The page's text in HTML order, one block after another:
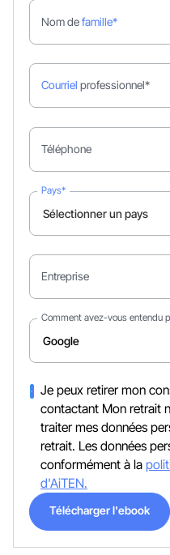
Nom defamille*
Courriel professionnel*
Téléphone
Pays*
Entreprise
Comment avez-vous entendu
Je peux retirer mon
contactant Mon retrait
traiter mes données
retrait. Les données
conformément à la
d'AiTEN.
Télécharger l'ebook